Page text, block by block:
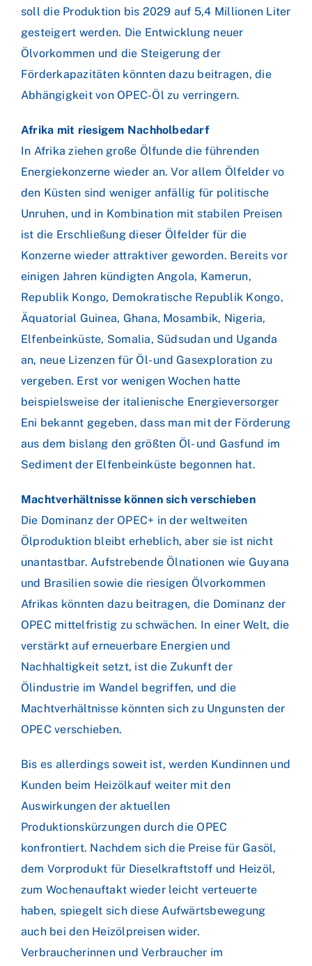
soll die Produktion bis 2029 auf 5,4 Millionen Liter
gesteigert werden. Die Entwicklung neuer
Ölvorkommen und die Steigerung der
Förderkapazitäten könnten dazu beitragen, die
Abhängigkeit von OPEC-Öl zu verringern.
Afrika mit riesigem Nachholbedarf
In Afrika ziehen große Ölfunde die führenden
Energiekonzerne wieder an. Vor allem Ölfelder vo
den Küsten sind weniger anfällig für politische
Unruhen, und in Kombination mit stabilen Preisen
ist die Erschließung dieser Ölfelder für die
Konzerne wieder attraktiver geworden. Bereits vor
einigen Jahren kündigten Angola, Kamerun,
Republik Kongo, Demokratische Republik Kongo,
Äquatorial Guinea, Ghana, Mosambik, Nigeria,
Elfenbeinküste, Somalia, Südsudan und Uganda
an, neue Lizenzen für Öl- und Gasexploration zu
vergeben. Erst vor wenigen Wochen hatte
beispielsweise der italienische Energieversorger
Eni bekannt gegeben, dass man mit der Förderung
aus dem bislang den größten Öl- und Gasfund im
Sediment der Elfenbeinküste begonnen hat.
Machtverhältnisse können sich verschieben
Die Dominanz der OPEC+ in der weltweiten
Ölproduktion bleibt erheblich, aber sie ist nicht
unantastbar. Aufstrebende Ölnationen wie Guyana
und Brasilien sowie die riesigen Ölvorkommen
Afrikas könnten dazu beitragen, die Dominanz der
OPEC mittelfristig zu schwächen. In einer Welt, die
verstärkt auf erneuerbare Energien und
Nachhaltigkeit setzt, ist die Zukunft der
Ölindustrie im Wandel begriffen, und die
Machtverhältnisse könnten sich zu Ungunsten der
OPEC verschieben.
Bis es allerdings soweit ist, werden Kundinnen und
Kunden beim Heizölkauf weiter mit den
Auswirkungen der aktuellen
Produktionskürzungen durch die OPEC
konfrontiert. Nachdem sich die Preise für Gasöl,
dem Vorprodukt für Dieselkraftstoff und Heizöl,
zum Wochenauftakt wieder leicht verteuerte
haben, spiegelt sich diese Aufwärtsbewegung
auch bei den Heizölpreisen wider.
Verbraucherinnen und Verbraucher im